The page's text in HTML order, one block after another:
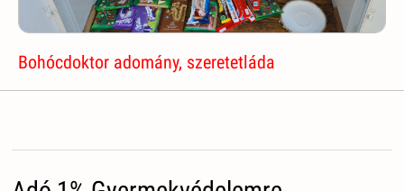
Bohócdoktor adomány, szeretetláda